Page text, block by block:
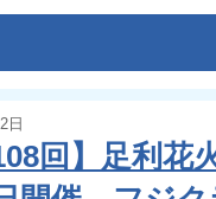
日
回】足利花